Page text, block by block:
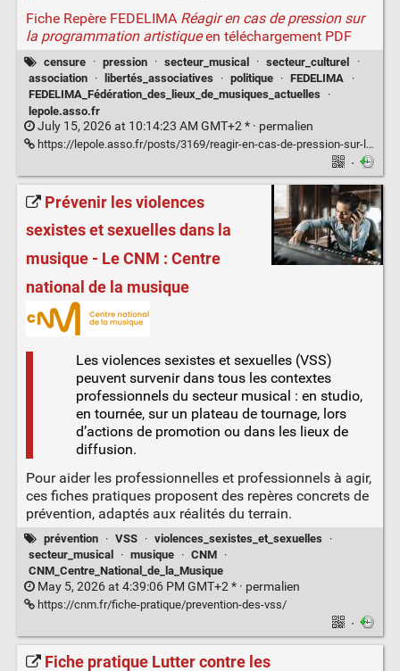
Fiche Repère FEDELIMA Réagir en cas de pression sur
la programmation artistiqueen téléchargement PDF
censure · pression · secteur_musical · secteur_culturel
·
association
· libertés_associatives · politique · FEDELIMA
·
FEDELIMA_Fédération_des_lieux_de_musiques_actuelles
·
lepole.asso.fr
July 15, 2026 at 10:14:23 AM GMT+2 * · permalien
https://lepole.asso.fr/posts/3169/reagir-en-cas-de-pression-sur-la-programmation-artistique
·
Prévenir les violences
sexistes et sexuelles dans la
musique - Le CNM : Centre
national de la musique
Les violences sexistes et sexuelles (VSS)
peuvent survenir dans tous les contextes
professionnels du secteur musical : en studio,
en tournée, sur un plateau de tournage, lors
d’actions de promotion ou dans les lieux de
diffusion.
Pour aider les professionnelles et professionnels à agir,
ces fiches pratiques proposent des repères concrets de
prévention, adaptés aux réalités du terrain.
prévention · VSS · violences_sexistes_et_sexuelles
·
secteur_musical
· musique · CNM ·
CNM_Centre_National_de_la_Musique
May 5, 2026 at 4:39:06 PM GMT+2 * · permalien
https://cnm.fr/fiche-pratique/prevention-des-vss/
·
Fiche pratique Lutter contre les